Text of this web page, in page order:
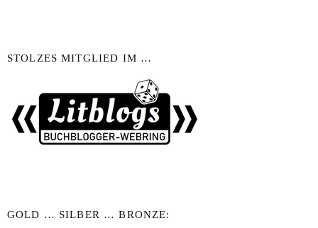
STOLZES MITGLIED IM …
GOLD … SILBER … BRONZE: